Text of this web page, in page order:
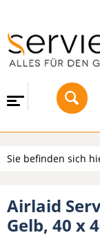
Sie befinden sich
Airlaid
Gelb, 40 x